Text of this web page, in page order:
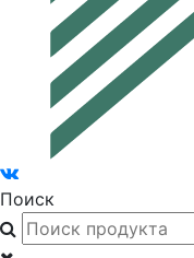
Поиск